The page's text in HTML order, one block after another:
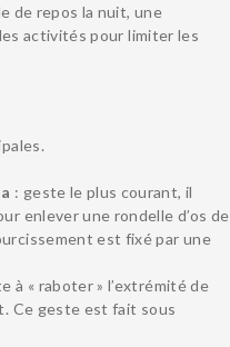
de repos la nuit, une
activités pour limiter les
: geste le plus courant, il
enlever une rondelle d’os de
est fixé par une
à « raboter » l’extrémité de
Ce geste est fait sous